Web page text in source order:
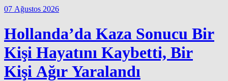
07 Ağustos 2026
Hollanda’da Kaza Sonucu Bir
Kişi Hayatını Kaybetti, Bir
Kişi Ağır Yaralandı